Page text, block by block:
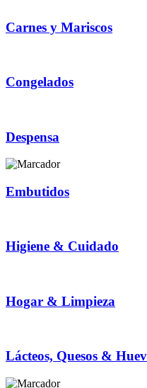
Carnes y Mariscos
Congelados
Despensa
Embutidos
Higiene & Cuidado
Hogar & Limpieza
Lácteos, Quesos &